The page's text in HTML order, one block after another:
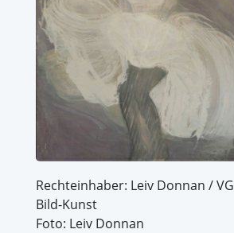
Rechteinhaber: Leiv Donnan / VG
Bild-Kunst
Foto: Leiv Donnan